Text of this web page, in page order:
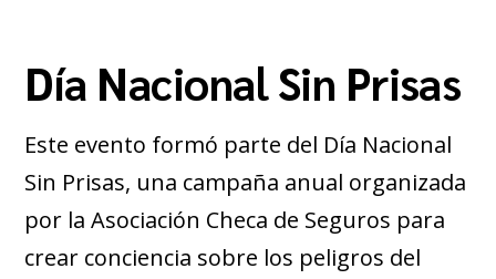
Día Nacional Sin Prisas
Este evento formó parte del Día Nacional
Sin Prisas, una campaña anual organizada
por la Asociación Checa de Seguros para
crear conciencia sobre los peligros del